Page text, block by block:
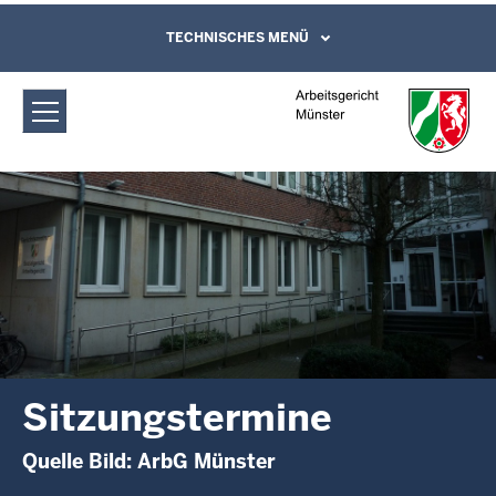
Arbeitsgericht Münster:
Sitzungstermine
Direkt zum Inhalt
Leichte Sprache, Gebärdensprachenvideo
und Kontaktformular
TECHNISCHES MENÜ
Sitzungstermine
Quelle Bild: ArbG Münster